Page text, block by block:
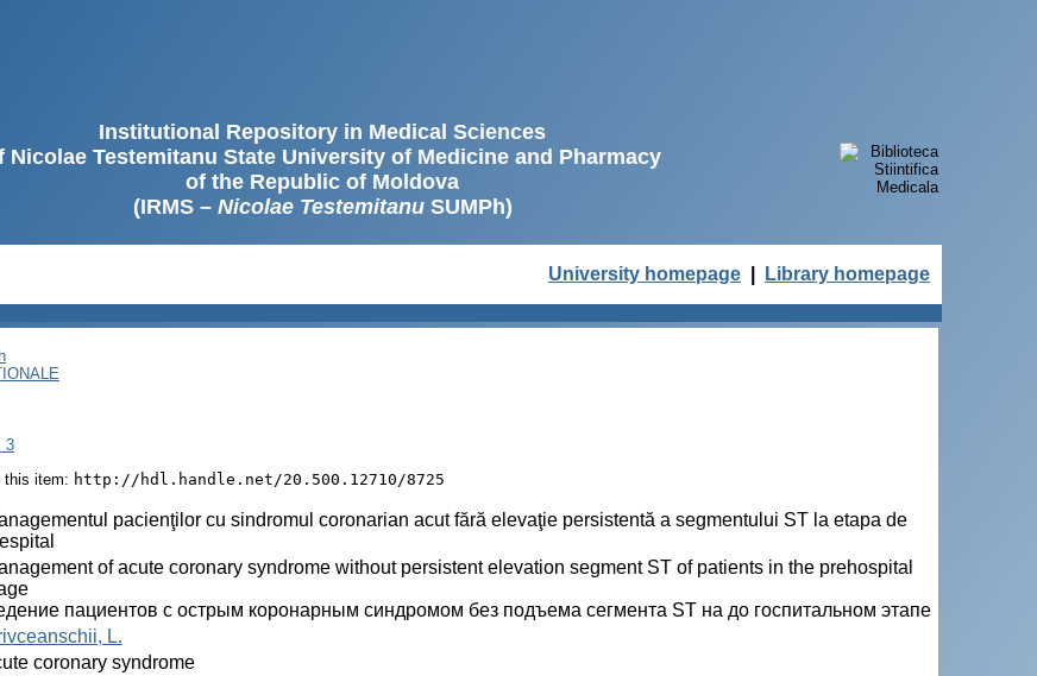
Institutional Repository in Medical Sciences
Nicolae Testemitanu State University of Medicine and Pharmacy
of the Republic of Moldova
(IRMS – Nicolae TestemitanuSUMPh)
University homepage Library homepage
3
this item: http://hdl.handle.net/20.500.12710/8725
pacienţilor cu sindromul coronarian acut fără elevaţie persistentă a segmentului ST la etapa de
of acute coronary syndrome without persistent elevation segment ST of patients in the prehospital
пациентов с острым коронарным синдромом без подъема сегмента ST на до госпитальном этапе
L.
coronary syndrome